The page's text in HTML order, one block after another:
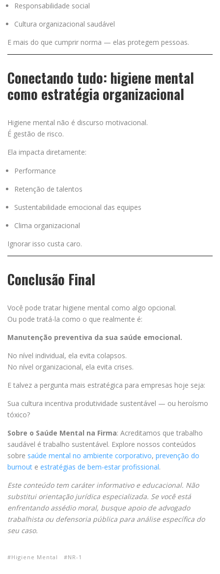
Responsabilidade social
Cultura organizacional saudável
E mais do que cumprir norma — elas protegem pessoas.
Conectando tudo: higiene mental
como estratégia organizacional
Higiene mental não é discurso motivacional.
É gestão de risco.
Ela impacta diretamente:
Performance
Retenção de talentos
Sustentabilidade emocional das equipes
Clima organizacional
Ignorar isso custa caro.
Conclusão Final
Você pode tratar higiene mental como algo opcional.
Ou pode tratá-la como o que realmente é:
Manutenção preventiva da sua saúde emocional.
No nível individual, ela evita colapsos.
No nível organizacional, ela evita crises.
E talvez a pergunta mais estratégica para empresas hoje seja:
Sua cultura incentiva produtividade sustentável — ou heroísmo
tóxico?
Sobre o Saúde Mental na Firma: Acreditamos que trabalho
saudável é trabalho sustentável. Explore nossos conteúdos
sobre saúde mental no ambiente corporativo, prevenção do
burnout e estratégias de bem-estar profissional.
Este conteúdo tem caráter informativo e educacional. Não
substitui orientação jurídica especializada. Se você está
enfrentando assédio moral, busque apoio de advogado
trabalhista ou defensoria pública para análise específica do
seu caso.
Higiene Mental NR-1